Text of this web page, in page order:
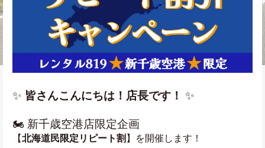
✨ 皆さんこんにちは！店長です！ ✨
🏍️ 新千歳空港店限定企画
【北海道民限定リピート割 】を開催します！